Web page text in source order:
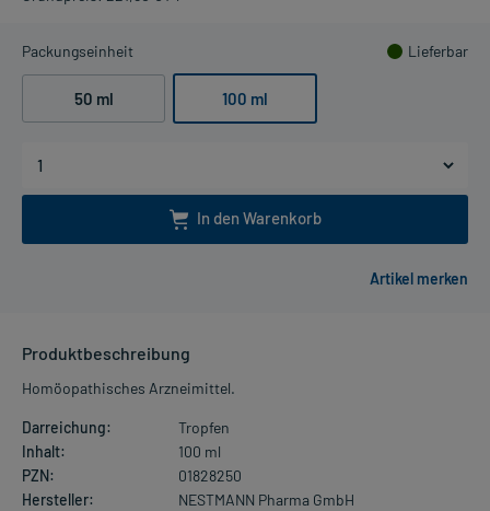
Packungseinheit Lieferbar
50 ml 100 ml
In den Warenkorb
Produktbeschreibung
Homöopathisches Arzneimittel.
Darreichung:
Tropfen
Inhalt:
100 ml
PZN:
01828250
Hersteller:
NESTMANN Pharma GmbH